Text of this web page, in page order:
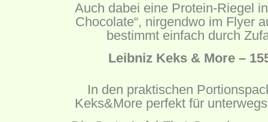
Auch dabei eine Protein-Riegel
Chocolate“, nirgendwo im Flyer
bestimmt einfach durch
Leibniz Keks & More –
In den praktischen
Keks&More perfekt für